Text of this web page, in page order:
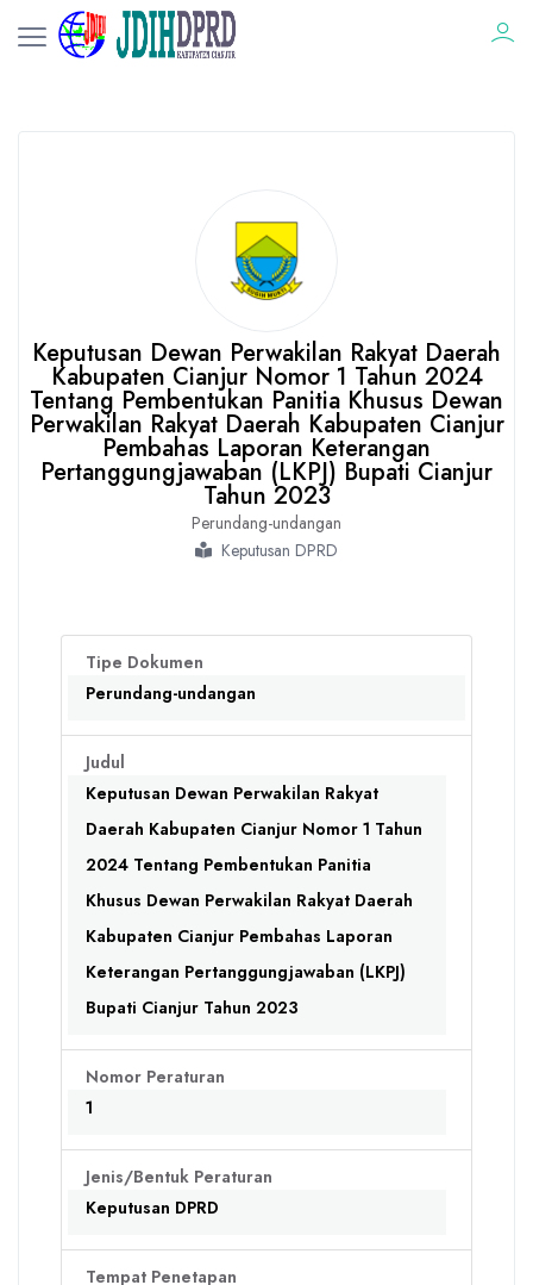
Keputusan Dewan Perwakilan Rakyat Daerah
Kabupaten Cianjur Nomor 1 Tahun 2024
Tentang Pembentukan Panitia Khusus Dewan
Perwakilan Rakyat Daerah Kabupaten Cianjur
Pembahas Laporan Keterangan
Pertanggungjawaban (LKPJ) Bupati Cianjur
Tahun 2023
Perundang-undangan
Keputusan DPRD
Tipe Dokumen
Perundang-undangan
Judul
Keputusan Dewan Perwakilan Rakyat
Daerah Kabupaten Cianjur Nomor 1 Tahun
2024 Tentang Pembentukan Panitia
Khusus Dewan Perwakilan Rakyat Daerah
Kabupaten Cianjur Pembahas Laporan
Keterangan Pertanggungjawaban (LKPJ)
Bupati Cianjur Tahun 2023
Nomor Peraturan
1
Jenis/Bentuk Peraturan
Keputusan DPRD
Tempat Penetapan